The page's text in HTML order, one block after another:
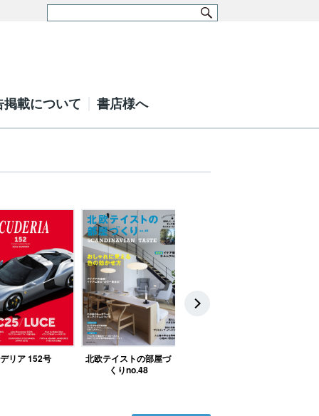
掲載について 書店様へ
リア 152号
北欧テイストの部屋づ
くりno.48